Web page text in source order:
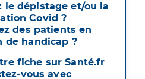
le dépistage et/ou la
Covid ?
des patients en
de handicap ?
fiche sur Santé.fr
vous avec